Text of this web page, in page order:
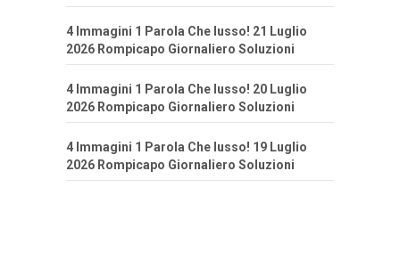
4 Immagini 1 Parola Che lusso! 21 Luglio
2026 Rompicapo Giornaliero Soluzioni
4 Immagini 1 Parola Che lusso! 20 Luglio
2026 Rompicapo Giornaliero Soluzioni
4 Immagini 1 Parola Che lusso! 19 Luglio
2026 Rompicapo Giornaliero Soluzioni